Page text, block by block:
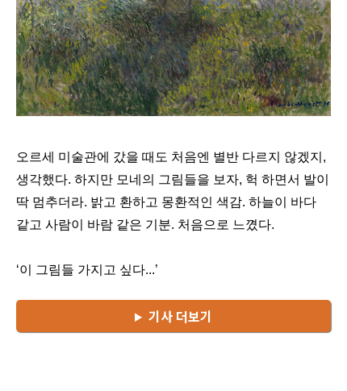
오르세 미술관에 갔을 때도 처음엔 별반 다르지 않겠지,
생각했다. 하지만 모네의 그림들을 보자, 헉 하면서 발이
딱 멈추더라. 밝고 환하고 몽환적인 색감. 하늘이 바다
같고 사람이 바람 같은 기분. 처음으로 느꼈다.
‘이 그림들 가지고 싶다...’
기사 더보기